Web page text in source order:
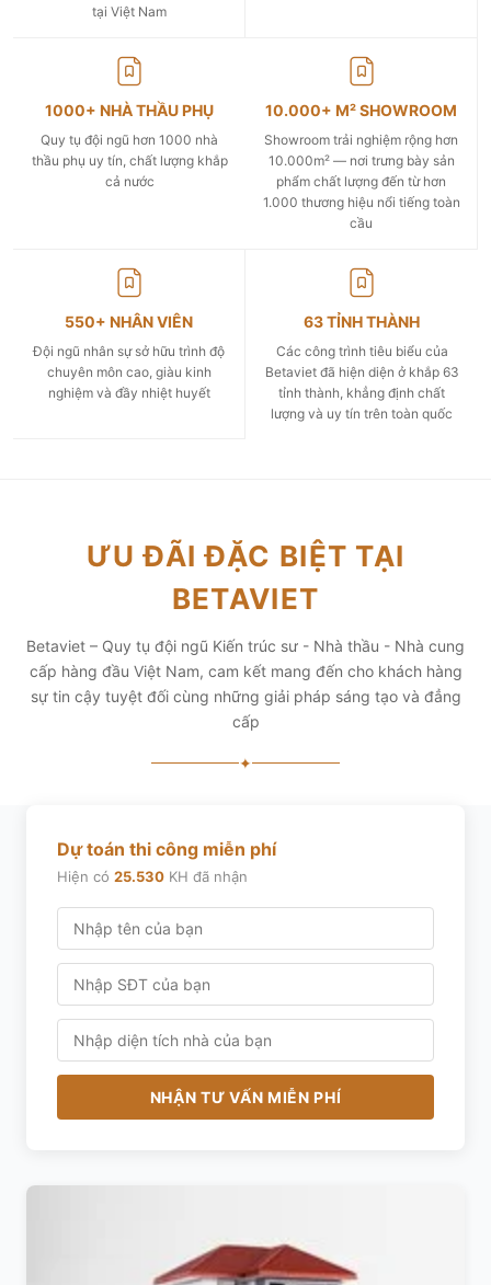
tại Việt Nam
1000+ NHÀ THẦU PHỤ
Quy tụ đội ngũ hơn 1000 nhà
thầu phụ uy tín, chất lượng khắp
cả nước
10.000+ M² SHOWROOM
Showroom trải nghiệm rộng hơn
10.000m² — nơi trưng bày sản
phẩm chất lượng đến từ hơn
1.000 thương hiệu nổi tiếng toàn
cầu
550+ NHÂN VIÊN
Đội ngũ nhân sự sở hữu trình độ
chuyên môn cao, giàu kinh
nghiệm và đầy nhiệt huyết
63 TỈNH THÀNH
Các công trình tiêu biểu của
Betaviet đã hiện diện ở khắp 63
tỉnh thành, khẳng định chất
lượng và uy tín trên toàn quốc
ƯU ĐÃI ĐẶC BIỆT TẠI
BETAVIET
Betaviet – Quy tụ đội ngũ Kiến trúc sư - Nhà thầu - Nhà cung
cấp hàng đầu Việt Nam, cam kết mang đến cho khách hàng
sự tin cậy tuyệt đối cùng những giải pháp sáng tạo và đẳng
cấp
✦
Dự toán thi công miễn phí
Hiện có 25.530 KH đã nhận
NHẬN TƯ VẤN MIỄN PHÍ